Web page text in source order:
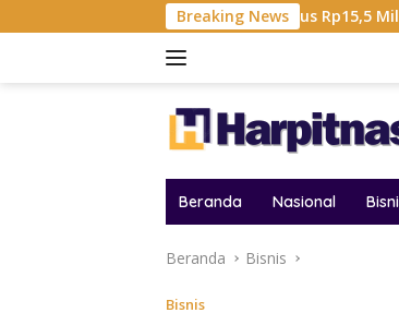
ke
Breaking News
Hadiah Liga Tembus Rp15,5 Miliar
Beranda Nasional
Beranda Bisnis
Bisnis